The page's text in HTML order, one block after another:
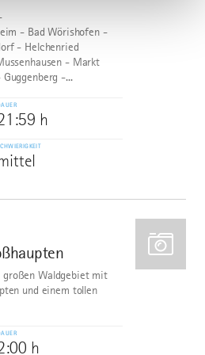
- Bad Wörishofen -
- Helchenried
- Markt
-...
h
großen Waldgebiet mit
und einem tollen
h